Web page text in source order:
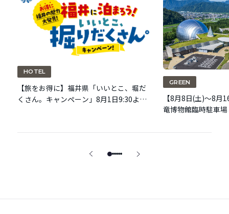
HOTEL
【旅をお得に】福井県「いいとこ、堀だ
くさん。キャンペーン」8月1日9:30より
GREEN
【8月8日(土)～8月
竜博物館臨時駐車